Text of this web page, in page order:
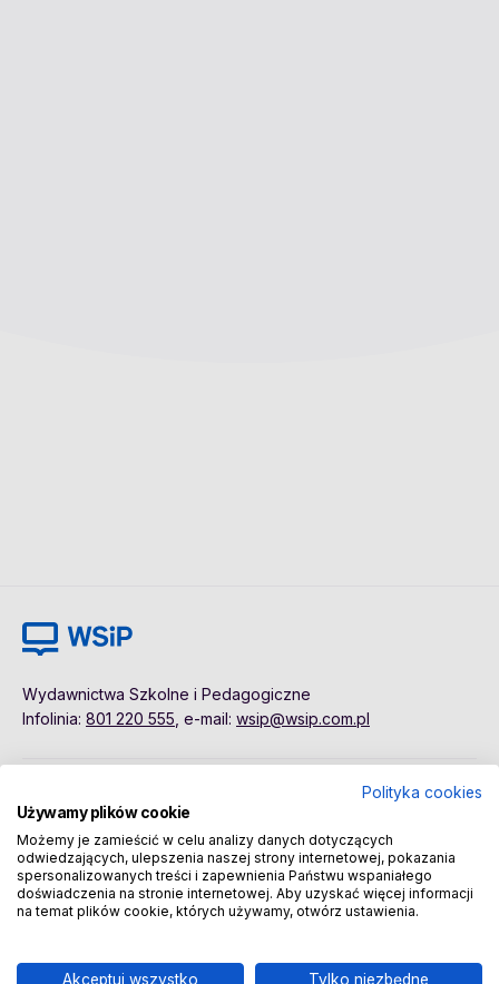
Wydawnictwa Szkolne i Pedagogiczne
Infolinia: 801 220 555 , e-mail: wsip@wsip.com.pl
Dane osobowe
Regulamin
Pierwsze kroki
Sklep
Polityka cookies
Używamy plików cookie
Możemy je zamieścić w celu analizy danych dotyczących
odwiedzających, ulepszenia naszej strony internetowej, pokazania
spersonalizowanych treści i zapewnienia Państwu wspaniałego
doświadczenia na stronie internetowej. Aby uzyskać więcej informacji
na temat plików cookie, których używamy, otwórz ustawienia.
Akceptuj wszystko Tylko niezbędne